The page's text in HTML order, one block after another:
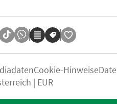
Cookie-Hinweise
| EUR